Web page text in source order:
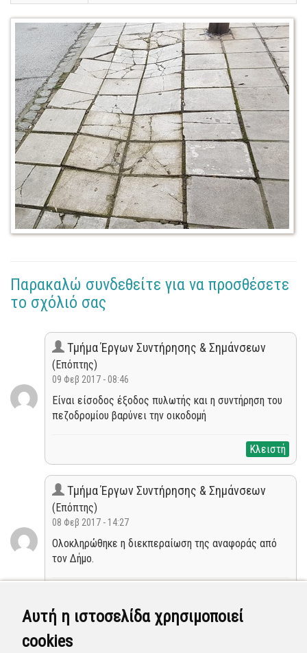
Αυτή η ιστοσελίδα χρησιμοποιεί
cookies
Παρακαλώ συνδεθείτε για να προσθέσετε
το σχόλιό σας
Τμήμα Έργων Συντήρησης & Σημάνσεων
(Επόπτης)
09 Φεβ 2017 - 08:46
Είναι είσοδος έξοδος πυλωτής και η συντήρηση του
πεζοδρομίου βαρύνει την οικοδομή
Κλειστή
Τμήμα Έργων Συντήρησης & Σημάνσεων
(Επόπτης)
08 Φεβ 2017 - 14:27
Ολοκληρώθηκε η διεκπεραίωση της αναφοράς από
τον Δήμο.